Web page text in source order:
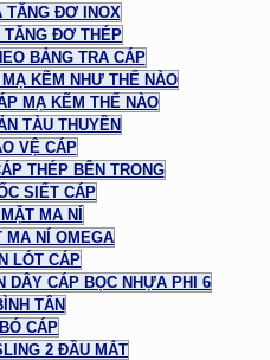
TĂNG ĐƠ INOX
TĂNG ĐƠ THÉP
BẢNG TRA CÁP
KẼM NHƯ THẾ NÀO
MẠ KẼM THẾ NÀO
TÀU THUYỀN
VỆ CÁP
THÉP BÊN TRONG
SIẾT CÁP
MA NÍ
MA NÍ OMEGA
LÓT CÁP
DÂY CÁP BỌC NHỰA PHI 6
TÂN
BÓ CÁP
2 ĐẦU MẮT